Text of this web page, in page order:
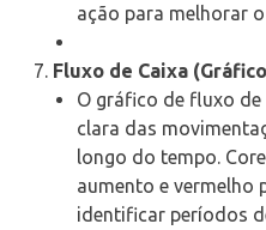
ação para melhorar
Fluxo de Caixa
O gráfico de fluxo de
clara das
longo do tempo.
aumento e vermelho
identificar períodos